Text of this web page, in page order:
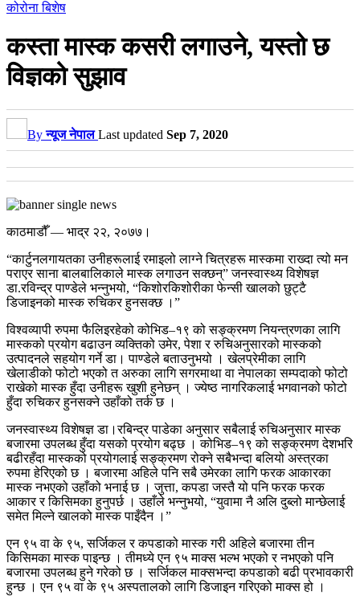
कोरोना बिशेष
कस्ता मास्क कसरी लगाउने, यस्तो छ
विज्ञको सुझाव
Byन्यूज नेपाल Last updated Sep 7, 2020
काठमाडौँ — भाद्र २२, २०७७।
“कार्टुनलगायतका उनीहरूलाई रमाइलो लाग्ने चित्रहरू मास्कमा राख्दा त्यो मन
पराएर साना बालबालिकाले मास्क लगाउन सक्छन्” जनस्वास्थ्य विशेषज्ञ
डा.रविन्द्र पाण्डेले भन्नुभयो, “किशोरकिशोरीका फेन्सी खालको छुट्टै
डिजाइनको मास्क रुचिकर हुनसक्छ ।”
विश्वव्यापी रुपमा फैलिइरहेको कोभिड–१९ को सङ्क्रमण नियन्त्रणका लागि
मास्कको प्रयोग बढाउन व्यक्तिको उमेर, पेशा र रुचिअनुसारको मास्कको
उत्पादनले सहयोग गर्ने डा। पाण्डेले बताउनुभयो । खेलप्रेमीका लागि
खेलाडीको फोटो भएको त अरुका लागि सगरमाथा वा नेपालका सम्पदाको फोटो
राखेको मास्क हुँदा उनीहरू खुशी हुनेछन् । ज्येष्ठ नागरिकलाई भगवानको फोटो
हुँदा रुचिकर हुनसक्ने उहाँको तर्क छ ।
जनस्वास्थ्य विशेषज्ञ डा।रबिन्द्र पाडेका अनुसार सबैलाई रुचिअनुसार मास्क
बजारमा उपलब्ध हुँदा यसको प्रयोग बढ्छ । कोभिड–१९ को सङ्क्रमण देशभरि
बढीरहँदा मास्कको प्रयोगलाई सङ्क्रमण रोक्ने सबैभन्दा बलियो अस्त्रका
रुपमा हेरिएको छ । बजारमा अहिले पनि सबै उमेरका लागि फरक आकारका
मास्क नभएको उहाँको भनाई छ । जुत्ता, कपडा जस्तै यो पनि फरक फरक
आकार र किसिमका हुनुपर्छ । उहाँले भन्नुभयो, “युवामा नै अलि दुब्लो मान्छेलाई
समेत मिल्ने खालको मास्क पाइँदैन ।”
एन ९५ वा के ९५, सर्जिकल र कपडाको मास्क गरी अहिले बजारमा तीन
किसिमका मास्क पाइन्छ । तीमध्ये एन ९५ माक्स भल्भ भएको र नभएको पनि
बजारमा उपलब्ध हुने गरेको छ । सर्जिकल माक्सभन्दा कपडाको बढी प्रभावकारी
हुन्छ । एन ९५ वा के ९५ अस्पतालको लागि डिजाइन गरिएको माक्स हो ।